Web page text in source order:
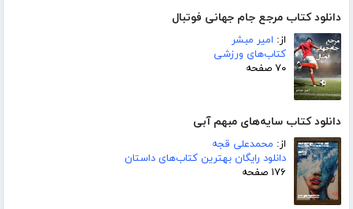
دانلود کتاب مرجع جام جهانی فوتبال
از: امیر مبشر
کتاب‌های ورزشی
۷۰ صفحه
دانلود کتاب سایه‌های مبهم آبی
از: محمدعلی قجه
دانلود رایگان بهترین کتاب‌های داستان
۱۷۶ صفحه